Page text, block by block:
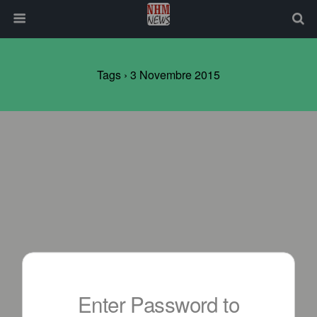
Tags › 3 Novembre 2015
Enter Password to